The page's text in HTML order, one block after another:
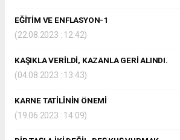
EĞİTİM VE ENFLASYON-1
(22.08.2023 : 12:42)
KAŞIKLA VERİLDİ, KAZANLA GERİ ALINDI.
(04.08.2023 : 13:43)
KARNE TATİLİNİN ÖNEMİ
(19.06.2023 : 14:09)